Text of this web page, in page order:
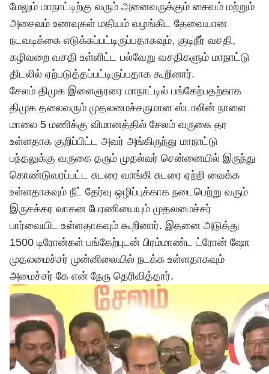
மேலும் மாநாட்டிற்கு வரும் அனைவருக்கும் சைவம் மற்றும்
அசைவம் உணவுகள் மதியம் வழங்கிட தேவையான
நடவடிக்கை எடுக்கப்பட்டிருப்பதாகவும், குடிநீர் வசதி,
கழிவறை வசதி உள்ளிட்ட பல்வேறு வசதிகளும் மாநாட்டு
திடலில் ஏற்படுத்தப்பட்டிருப்பதாக கூறினார்.
சேலம் திமுக இளைஞரரை மாநாட்டில் பங்கேற்பதற்காக
திமுக தலைவரும் முதலமைச்சருமான ஸ்டாலின் நாளை
மாலை 5 மணிக்கு விமானத்தில் சேலம் வருகை தர
உள்ளதாக குறிப்பிட்ட அவர் அங்கிருந்து மாநாட்டு
பந்தலுக்கு வருகை தரும் முதல்வர் சென்னையில் இருந்து
கொண்டுவரப்பட்ட சுடரை வாங்கி சுடரை ஏற்றி வைக்க
உள்ளதாகவும் நீட் தேர்வு ஒழிப்புக்காக நடைபெற்று வரும்
இருசக்கர வாகன பேரணியையும் முதலமைச்சர்
பார்வையிட உள்ளதாகவும் கூறினார். இதனை அடுத்து
1500 டிரோன்கள் பங்கேற்புடன் பிரம்மாண்ட ட்ரோன் ஷோ
முதலமைச்சர் முன்னிலையில் நடக்க உள்ளதாகவும்
அமைச்சர் கே என் நேரு தெரிவித்தார்.